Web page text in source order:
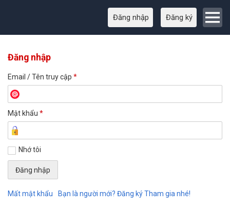
Đăng nhập Đăng ký
Đăng nhập
Email / Tên truy cập *
Mật khẩu *
Nhớ tôi
Mất mật khẩu Bạn là người mới? Đăng ký Tham gia nhé!